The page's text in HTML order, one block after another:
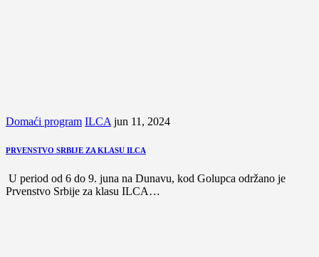
Domaći program ILCA jun 11, 2024
PRVENSTVO SRBIJE ZA KLASU ILCA
U period od 6 do 9. juna na Dunavu, kod Golupca održano je
Prvenstvo Srbije za klasu ILCA…